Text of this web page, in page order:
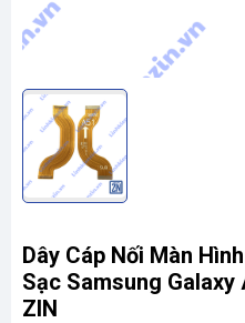
Dây Cáp Nối Màn
Sạc Samsung Galaxy
ZIN